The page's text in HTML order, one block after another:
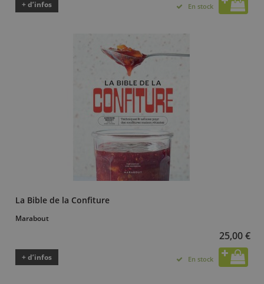
+ d’infos En stock
La Bible de la Confiture
Marabout
25,00 €
+ d’infos En stock